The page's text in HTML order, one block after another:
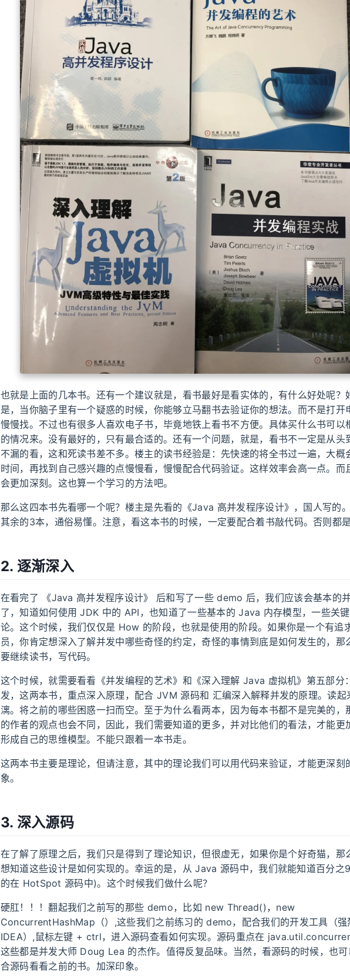
也就是上面的几本书。还有一个建议就是，看书最好是看实体的，有什么好处呢？
是，当你脑子里有一个疑惑的时候，你能够立马翻书去验证你的想法。而不是打开
慢慢找。不过也有很多人喜欢电子书，毕竟地铁上看书不方便。具体买什么书可以
的情况来。没有最好的，只有最合适的。还有一个问题，就是，看书不一定是从头
不漏的看，这和死读书差不多。楼主的读书经验是：先快速的将全书过一遍，大概
时间，再找到自己感兴趣的点慢慢看，慢慢配合代码验证。这样效率会高一点。而
会更加深刻。这也算一个学习的方法吧。
那么这四本书先看哪一个呢？楼主是先看的《Java 高并发程序设计》，国人写的
其余的3本，通俗易懂。注意，看这本书的时候，一定要配合着书敲代码。否则都是
2. 逐渐深入
在看完了 《Java 高并发程序设计》 后和写了一些 demo 后，我们应该会基本的
了，知道如何使用 JDK 中的 API，也知道了一些基本的 Java 内存模型，一些关
论。这个时候，我们仅仅是 How 的阶段，也就是使用的阶段。如果你是一个有追
员，你肯定想深入了解并发中哪些奇怪的约定，奇怪的事情到底是如何发生的，那
要继续读书，写代码。
这个时候，就需要看看《并发编程的艺术》和《深入理解 Java 虚拟机》第五部分
发，这两本书，重点深入原理，配合 JVM 源码和 汇编深入解释并发的原理。读起
漓。将之前的哪些困惑一扫而空。至于为什么看两本，因为每本书都不是完美的，
的作者的观点也会不同，因此，我们需要知道的更多，并对比他们的看法，才能更
形成自己的思维模型。不能只跟着一本书走。
这两本书主要是理论，但请注意，其中的理论我们可以用代码来验证，才能更深刻
象。
3. 深入源码
在了解了原理之后，我们只是得到了理论知识，但很虚无，如果你是个好奇猫，那
想知道这些设计是如何实现的。幸运的是，从 Java 源码中，我们就能知道百分之
的在 HotSpot 源码中)。这个时候我们做什么呢？
硬肛！！！翻起我们之前写的那些 demo，比如 new Thread()，new
ConcurrentHashMap（）,这些我们之前练习的 demo，配合我们的开发工具（强
IDEA）,鼠标左键 + ctrl，进入源码查看如何实现。源码重点在
这些都是并发大师 Doug Lea 的杰作。值得反复品味。当然，看源码的时候，也可
合源码看看之前的书。加深印象。